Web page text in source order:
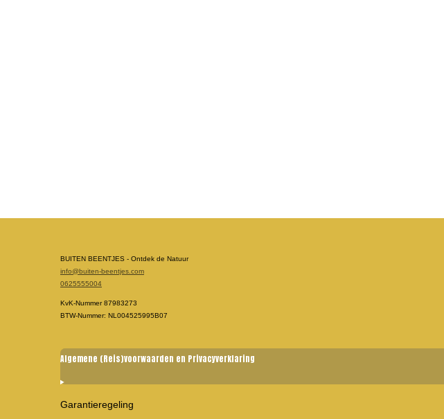
BUITEN BEENTJES - Ontdek de Natuur
info@buiten-beentjes.com
0625555004
KvK-Nummer 87983273
BTW-Nummer: NL004525995B07
Algemene (Reis)voorwaarden en Privacyverklaring
Garantieregeling